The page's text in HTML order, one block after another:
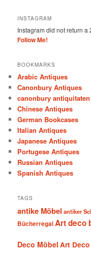
INSTAGRAM
Instagram did not return a
Follow Me!
BOOKMARKS
Arabic Antiques
Canonbury Antiques
canonbury antiquitaten
Chinese Antiques
German Bookcases
Italian Antiques
Japanese Antiques
Portugese Antiques
Russian Antiques
Spanish Antiques
TAGS
antike Möbel antiker
BücherregalArt deco
Deco Möbel Art